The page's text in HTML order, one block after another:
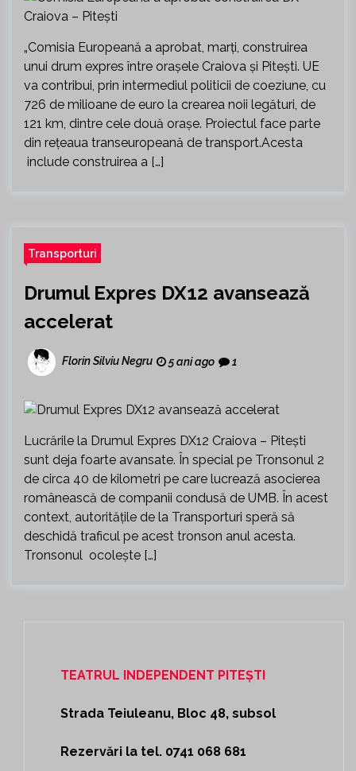
„Comisia Europeană a aprobat, marţi, construirea
unui drum expres între oraşele Craiova şi Piteşti. UE
va contribui, prin intermediul politicii de coeziune, cu
726 de milioane de euro la crearea noii legături, de
121 km, dintre cele două oraşe. Proiectul face parte
din reţeaua transeuropeană de transport.Acesta
include construirea a […]
Transporturi
Drumul Expres DX12 avansează
accelerat
Florin Silviu Negru 5 ani ago 1
Lucrările la Drumul Expres DX12 Craiova – Pitești
sunt deja foarte avansate. În special pe Tronsonul 2
de circa 40 de kilometri pe care lucrează asocierea
românească de companii condusă de UMB. În acest
context, autoritățile de la Transporturi speră să
deschidă traficul pe acest tronson anul acesta.
Tronsonul ocolește […]
TEATRUL INDEPENDENT PITEȘTI
Strada Teiuleanu, Bloc 48, subsol
Rezervări la tel. 0741 068 681